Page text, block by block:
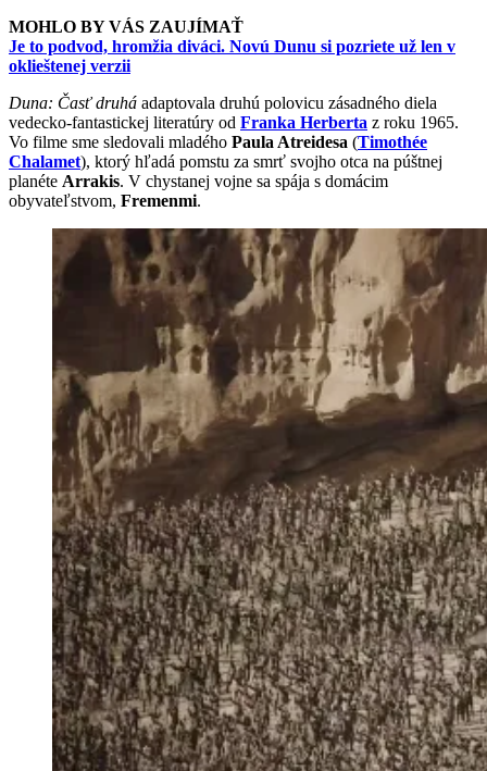
MOHLO BY VÁS ZAUJÍMAŤ
Je to podvod, hromžia diváci. Novú Dunu si pozriete už len v
oklieštenej verzii
Duna: Časť druhá adaptovala druhú polovicu zásadného diela
vedecko-fantastickej literatúry od Franka Herberta z roku 1965.
Vo filme sme sledovali mladého Paula Atreidesa (Timothée
Chalamet), ktorý hľadá pomstu za smrť svojho otca na púštnej
planéte Arrakis. V chystanej vojne sa spája s domácim
obyvateľstvom, Fremenmi.